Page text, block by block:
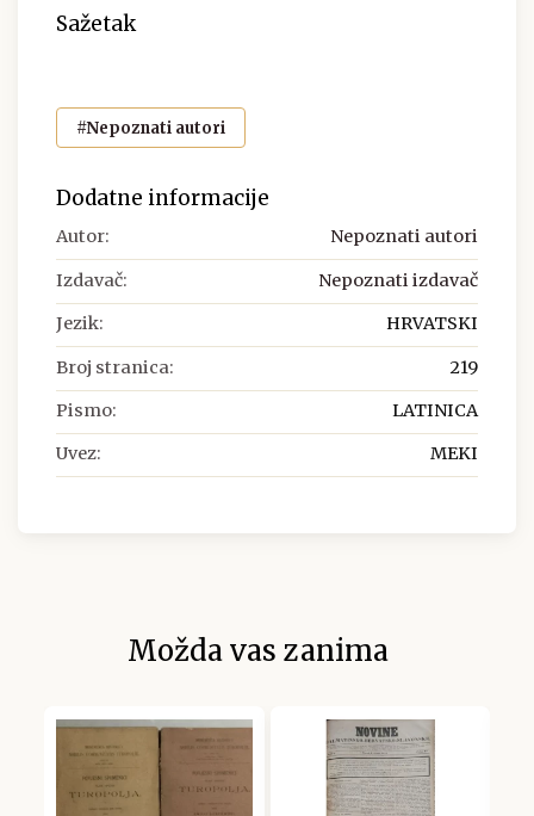
Sažetak
#Nepoznati autori
Dodatne informacije
Autor: Nepoznati autori
Izdavač: Nepoznati izdavač
Jezik: HRVATSKI
Broj stranica: 219
Pismo: LATINICA
Uvez: MEKI
Možda vas zanima